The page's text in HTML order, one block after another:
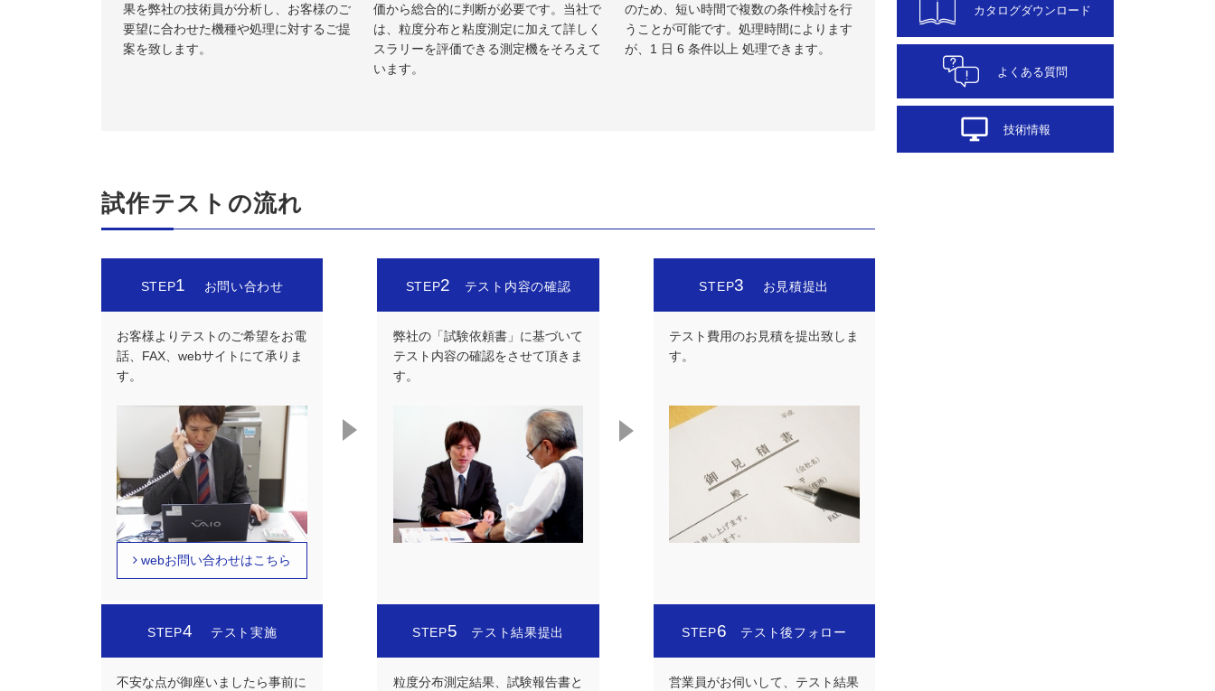
果を弊社の技術員が分析し、お客様のご
要望に合わせた機種や処理に対するご提
案を致します。
価から総合的に判断が必要です。当社で
は、粒度分布と粘度測定に加えて詳しく
スラリーを評価できる測定機をそろえて
います。
のため、短い時間で複数の条件検討を行
うことが可能です。処理時間によります
が、1 日 6 条件以上 処理できます。
試作テストの流れ
STEP1 お問い合わせ
お客様よりテストのご希望をお電
話、FAX、webサイトにて承りま
す。
webお問い合わせはこちら
STEP2 テスト内容の確認
弊社の「試験依頼書」に基づいて
テスト内容の確認をさせて頂きま
す。
STEP3 お見積提出
テスト費用のお見積を提出致しま
す。
STEP4 テスト実施
不安な点が御座いましたら事前に
STEP5 テスト結果提出
粒度分布測定結果、試験報告書と
STEP6 テスト後フォロー
営業員がお伺いして、テスト結果
カタログダウンロード
よくある質問
desktop_windows 技術情報